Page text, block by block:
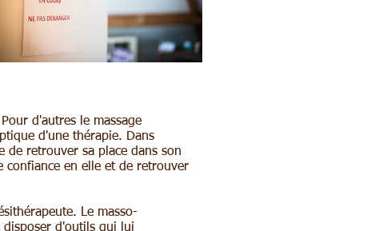
d'autres le massage
d'une thérapie. Dans
de retrouver sa place dans son
confiance en elle et de retrouver
Le masso-
disposer d'outils qui lui